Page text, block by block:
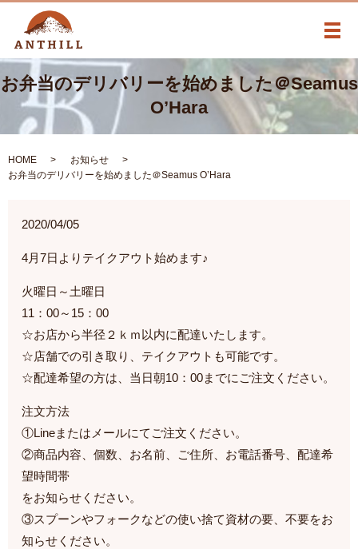
メ
お弁当のデリバリーを始めました＠Seamus
O’Hara
HOME
お知らせ
お弁当のデリバリーを始めました＠Seamus O’Hara
2020/04/05
4月7日よりテイクアウト始めます♪
火曜日～土曜日
11：00～15：00
☆お店から半径２ｋｍ以内に配達いたします。
☆店舗での引き取り、テイクアウトも可能です。
☆配達希望の方は、当日朝10：00までにご注文ください。
注文方法
①Lineまたはメールにてご注文ください。
②商品内容、個数、お名前、ご住所、お電話番号、配達希
望時間帯
をお知らせください。
③スプーンやフォークなどの使い捨て資材の要、不要をお
知らせください。